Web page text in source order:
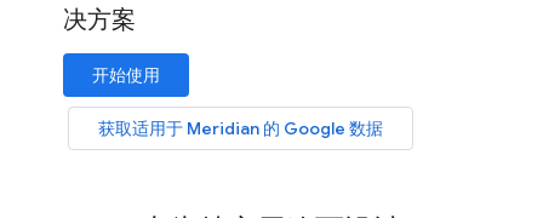
决方案
开始使用
获取适用于 Meridian 的 Google 数据